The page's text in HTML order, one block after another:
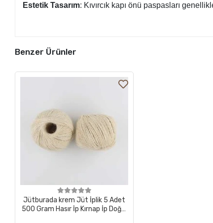
Estetik Tasarım: Kıvırcık kapı önü paspasları
Benzer Ürünler
Jütburada krem Jüt İplik 5 Adet
500 Gram Hasır İp Kırnap İp Doğal